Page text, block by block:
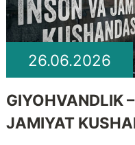
26.06.2026
GIYOHVANDLIK
JAMIYAT